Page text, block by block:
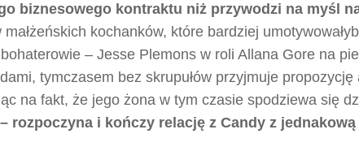
biznesowego kontraktu niż przywodzi na myśl
kochanków, które bardziej
– Jesse Plemons w roli Allana Gore na
tymczasem bez skrupułów przyjmuje propozycję
na fakt, że jego żona w tym czasie spodziewa się
rozpoczyna i kończy relację z Candy z